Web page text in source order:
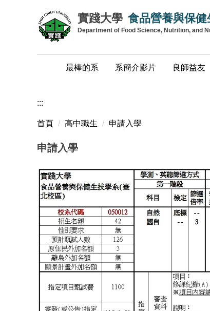
實踐大學 食品營養與保
Department of Food Science, Nutrition, and
最棒的系 系簡介影片 良師益友
:::
首頁 高中職生 申請入學
申請入學